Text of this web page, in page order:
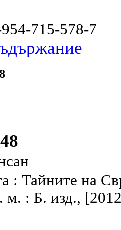
715-578-7
: Тайните на
м. : Б. изд.,